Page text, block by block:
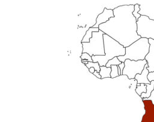
Primary
Sidebar